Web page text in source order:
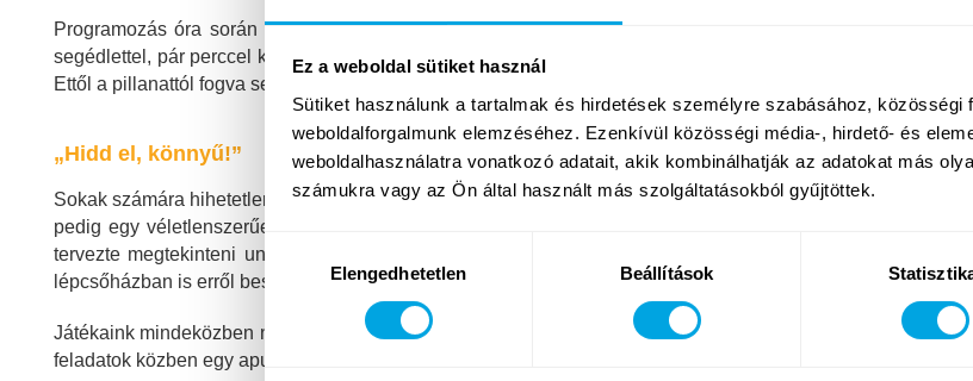
Ez a weboldal sütiket használ
Sütiket használunk a tartalmak és hirdetések személyre szabásához,
weboldalforgalmunk elemzéséhez. Ezenkívül közösségi média-, hirdető- és
weboldalhasználatra vonatkozó adatait, akik kombinálhatják az adatokat más
számukra vagy az Ön által használt más szolgáltatásokból gyűjtöttek.
kiválasztásaElengedhetetlen Beállítások
Programozás óra során egy külföldi fiú ugyan angolul kapta az instrukciókat tanárunktól, kortársai mind
segédlettel, pár perccel később aztán az ezúttal hármas csoport egyik magyar tagja magától értetődő
Ettől a pillanattól fogva senki nem érezte magát kívülállónak, és amikor mégis kommunikációs probléma
„Hidd el, könnyű!”
Sokak számára hihetetlen, hogy 7 éves gyerekek 50 perc programozás után már olyan játékokat hoznak
pedig egy véletlenszerűen felbukkanó kutyába botlik, akkor csökken a testtérfogata… Volt olyan
tervezte megtekinteni unokája óra végi projektbemutatóját, aztán a gyermek megnyugtató szavaira –
lépcsőházban is erről beszélgessenek.
Játékaink mindeközben nem csak plasztikusak és emiatt könnyen érthetőek a gyermekek számára, de
feladatok közben egy apuka épp letölteni készült saját telefonjára is az alkalmazást, hogy ő is részt vehessen